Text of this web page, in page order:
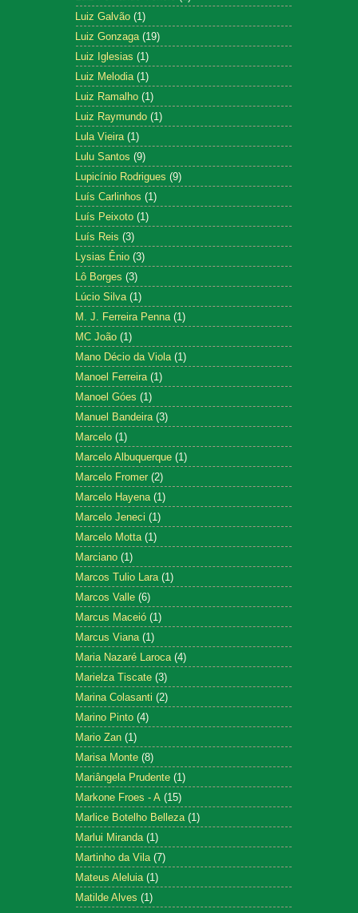
Luiz Galvão (1)
Luiz Gonzaga (19)
Luiz Iglesias (1)
Luiz Melodia (1)
Luiz Ramalho (1)
Luiz Raymundo (1)
Lula Vieira (1)
Lulu Santos (9)
Lupicínio Rodrigues (9)
Luís Carlinhos (1)
Luís Peixoto (1)
Luís Reis (3)
Lysias Ênio (3)
Lô Borges (3)
Lúcio Silva (1)
M. J. Ferreira Penna (1)
MC João (1)
Mano Décio da Viola (1)
Manoel Ferreira (1)
Manoel Góes (1)
Manuel Bandeira (3)
Marcelo (1)
Marcelo Albuquerque (1)
Marcelo Fromer (2)
Marcelo Hayena (1)
Marcelo Jeneci (1)
Marcelo Motta (1)
Marciano (1)
Marcos Tulio Lara (1)
Marcos Valle (6)
Marcus Maceió (1)
Marcus Viana (1)
Maria Nazaré Laroca (4)
Marielza Tiscate (3)
Marina Colasanti (2)
Marino Pinto (4)
Mario Zan (1)
Marisa Monte (8)
Mariângela Prudente (1)
Markone Froes - A (15)
Marlice Botelho Belleza (1)
Marlui Miranda (1)
Martinho da Vila (7)
Mateus Aleluia (1)
Matilde Alves (1)